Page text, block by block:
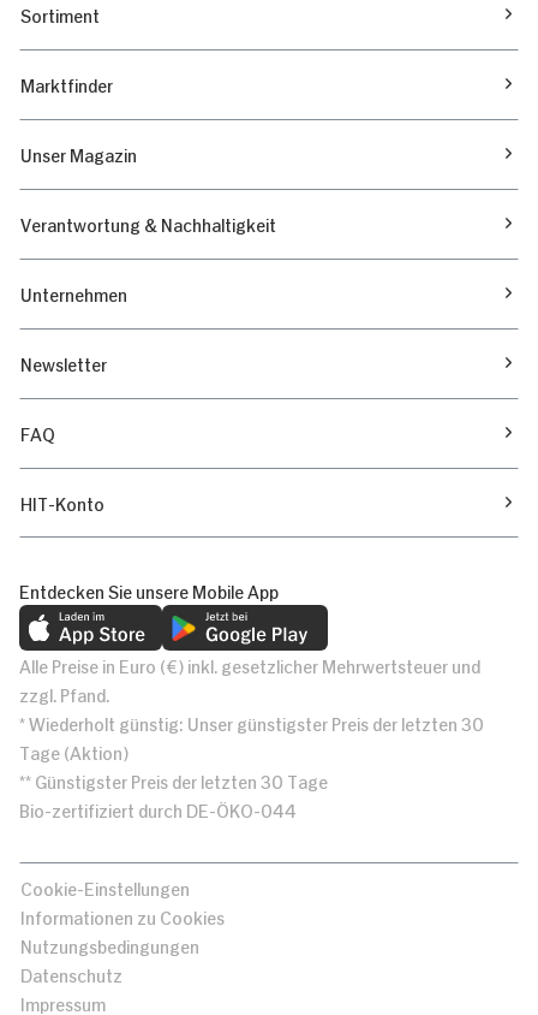
Sortiment
Marktfinder
Unser Magazin
Verantwortung & Nachhaltigkeit
Unternehmen
Newsletter
FAQ
HIT-Konto
Entdecken Sie unsere Mobile App
Alle Preise in Euro (€) inkl. gesetzlicher Mehrwertsteuer und
zzgl. Pfand.
* Wiederholt günstig: Unser günstigster Preis der letzten 30
Tage (Aktion)
** Günstigster Preis der letzten 30 Tage
Bio-zertifiziert durch DE-ÖKO-044
Cookie-Einstellungen
Informationen zu Cookies
Nutzungsbedingungen
Datenschutz
Impressum